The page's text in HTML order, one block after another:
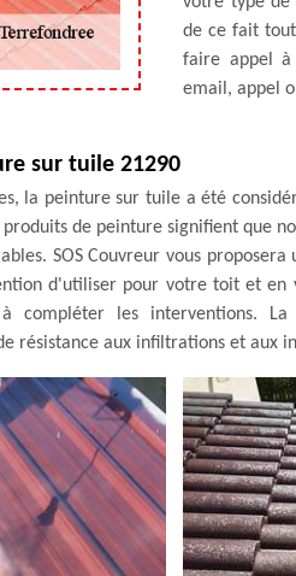
de ce fait
faire appel à
email, appel
sur tuile 21290
la peinture sur tuile a été
produits de peinture signifient que
SOS Couvreur vous
d'utiliser pour votre toit et en
compléter les interventions. La
résistance aux infiltrations et aux